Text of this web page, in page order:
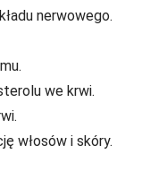
nerwowego.
we krwi.
włosów i skóry.